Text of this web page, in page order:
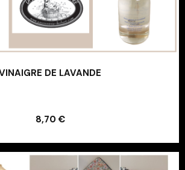
DE LAVANDE
8,70 €
Ajouter au panier